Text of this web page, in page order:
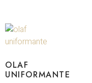
OLAF
UNIFORMANTE